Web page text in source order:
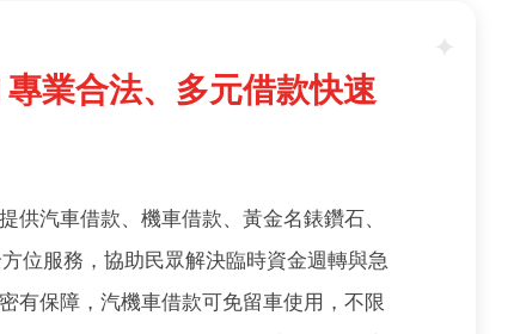
業合法、多元借款快速
供汽車借款、機車借款、黃金名錶鑽石、
位服務，協助民眾解決臨時資金週轉與急
有保障，汽機車借款可免留車使用，不限